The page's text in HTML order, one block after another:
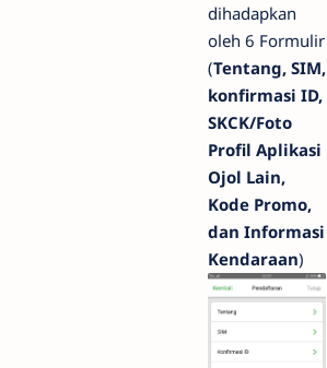
dihadapkan
oleh 6 Formulir
(Tentang, SIM,
konfirmasi ID,
SKCK/Foto
Profil Aplikasi
Ojol Lain,
Kode Promo,
dan Informasi
Kendaraan)